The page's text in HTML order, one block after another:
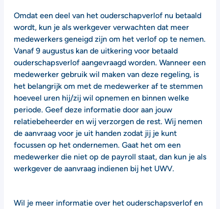
Omdat een deel van het ouderschapverlof nu betaald
wordt, kun je als werkgever verwachten dat meer
medewerkers geneigd zijn om het verlof op te nemen.
Vanaf 9 augustus kan de uitkering voor betaald
ouderschapsverlof aangevraagd worden. Wanneer een
medewerker gebruik wil maken van deze regeling, is
het belangrijk om met de medewerker af te stemmen
hoeveel uren hij/zij wil opnemen en binnen welke
periode. Geef deze informatie door aan jouw
relatiebeheerder en wij verzorgen de rest. Wij nemen
de aanvraag voor je uit handen zodat jij je kunt
focussen op het ondernemen. Gaat het om een
medewerker die niet op de payroll staat, dan kun je als
werkgever de aanvraag indienen bij het UWV.
Wil je meer informatie over het ouderschapsverlof en